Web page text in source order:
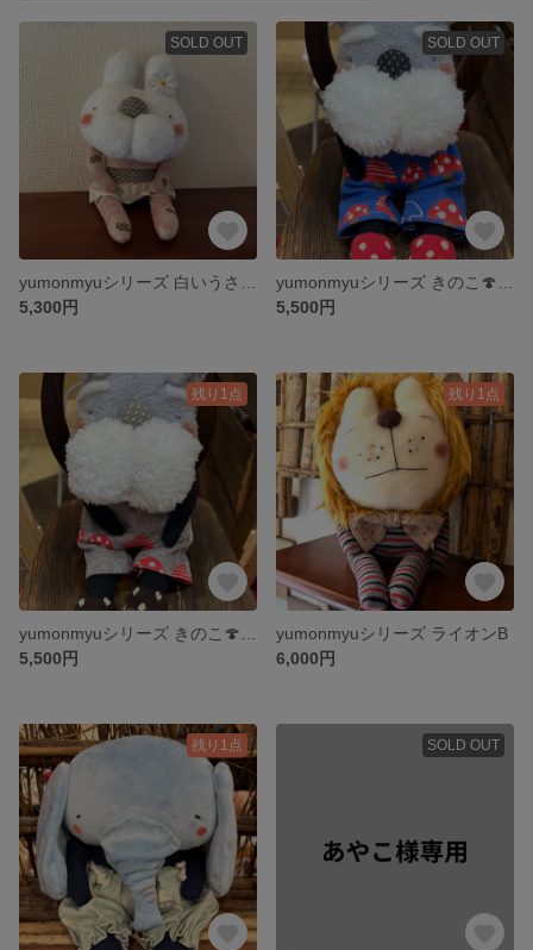
SOLD OUT
5,300円
SOLD OUT
5,500円
残り1点
5,500円
残り1点
yumonmyuシリーズ ライオンB
6,000円
残り1点 SOLD OUT